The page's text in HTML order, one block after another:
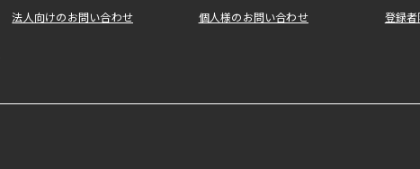
法人向けのお問い合わせ 個人様のお問い合わせ 登録者